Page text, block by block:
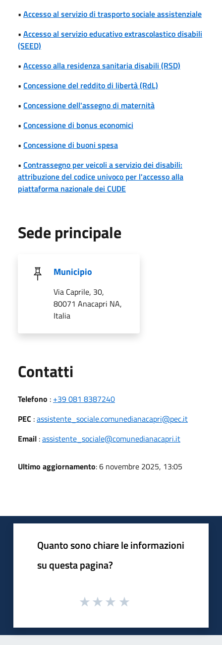
• Accesso al servizio di trasporto sociale assistenziale
• Accesso al servizio educativo extrascolastico disabili
(SEED)
• Accesso alla residenza sanitaria disabili (RSD)
• Concessione del reddito di libertà (RdL)
• Concessione dell'assegno di maternità
• Concessione di bonus economici
• Concessione di buoni spesa
• Contrassegno per veicoli a servizio dei disabili:
attribuzione del codice univoco per l'accesso alla
piattaforma nazionale dei CUDE
Sede principale
Municipio
Via Caprile, 30,
80071 Anacapri NA,
Italia
Contatti
Telefono : +39 081 8387240
PEC :assistente_sociale.comunedianacapri@pec.it
Email :assistente_sociale@comunedianacapri.it
Ultimo aggiornamento: 6 novembre 2025, 13:05
Quanto sono chiare le informazioni
su questa pagina?